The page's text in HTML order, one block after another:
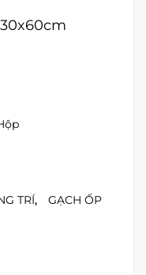
TRÍ,
GẠCH ỐP